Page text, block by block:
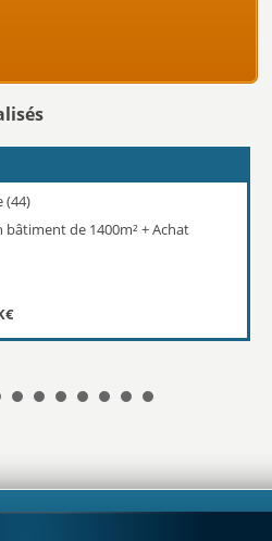
(44)
de 1400m² + Achat